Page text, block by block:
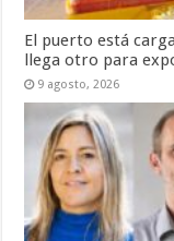
El puerto está
llega otro para
9 agosto, 2026